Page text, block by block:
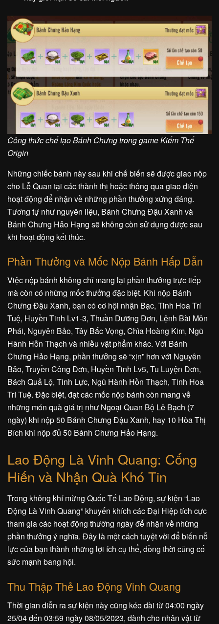
Công thức chế tạo Bánh Chưng trong game Kiếm Thế
Origin
Những chiếc bánh này sau khi chế biến sẽ được giao nộp
cho Lễ Quan tại các thành thị hoặc thông qua giao diện
hoạt động để nhận về những phần thưởng xứng đáng.
Tương tự như nguyên liệu, Bánh Chưng Đậu Xanh và
Bánh Chưng Hảo Hạng sẽ không còn sử dụng được sau
khi hoạt động kết thúc.
Phần Thưởng và Mốc Nộp Bánh Hấp Dẫn
Việc nộp bánh không chỉ mang lại phần thưởng trực tiếp
mà còn có những mốc thưởng đặc biệt. Khi nộp Bánh
Chưng Đậu Xanh, bạn có cơ hội nhận Bạc, Tinh Hoa Trí
Tuệ, Huyền Tinh Lv1-3, Thuần Dưỡng Đơn, Lệnh Bài Môn
Phái, Nguyên Bảo, Tây Bắc Vọng, Chìa Hoàng Kim, Ngũ
Hành Hồn Thạch và nhiều vật phẩm khác. Với Bánh
Chưng Hảo Hạng, phần thưởng sẽ “xịn” hơn với Nguyên
Bảo, Truyền Công Đơn, Huyền Tinh Lv5, Tu Luyện Đơn,
Bách Quả Lộ, Tinh Lực, Ngũ Hành Hồn Thạch, Tinh Hoa
Trí Tuệ. Đặc biệt, đạt các mốc nộp bánh còn mang về
những món quà giá trị như Ngoại Quan Bộ Lê Bạch (7
ngày) khi nộp 50 Bánh Chưng Đậu Xanh, hay 10 Hòa Thị
Bích khi nộp đủ 50 Bánh Chưng Hảo Hạng.
Lao Động Là Vinh Quang: Cống
Hiến và Nhận Quà Khó Tin
Trong không khí mừng Quốc Tế Lao Động, sự kiện “Lao
Động Là Vinh Quang” khuyến khích các Đại Hiệp tích cực
tham gia các hoạt động thường ngày để nhận về những
phần thưởng ý nghĩa. Đây là một cách tuyệt vời để biến nỗ
lực của bạn thành những lợi ích cụ thể, đồng thời củng cố
sức mạnh bang hội.
Thu Thập Thẻ Lao Động Vinh Quang
Thời gian diễn ra sự kiện này cũng kéo dài từ 04:00 ngày
25/04 đến 03:59 ngày 08/05/2023, dành cho nhân vật từ